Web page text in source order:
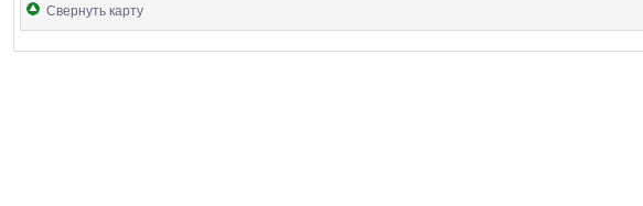
Свернуть карту